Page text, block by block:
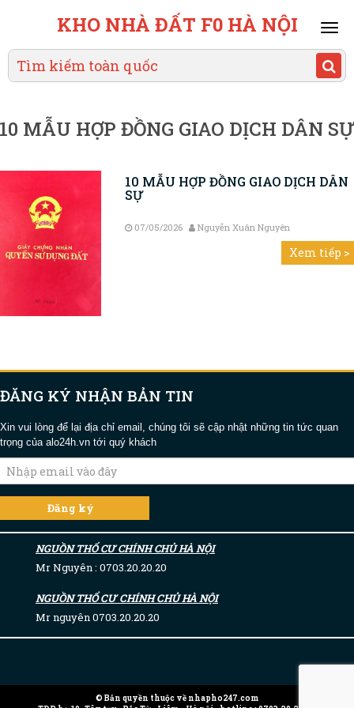
KHO NHÀ ĐẤT F0 HÀ NỘI
MẪU HỢP ĐỒNG GIAO DỊCH DÂN
10 MẪU HỢP ĐỒNG GIAO DỊCH DÂN
SỰ
07/05/2026 Nguyễn Xuân Nguyên
Xem tiếp >
ĐĂNG KÝ NHẬN BẢN TIN
Xin vui lòng để lại địa chỉ email, chúng tôi sẽ cập nhật những tin tức quan
trọng của alo24h.vn tới quý khách
NGUỒN THỔ CƯ CHÍNH CHỦ HÀ NỘI
Mr Nguyên : 0703.20.20.20
NGUỒN THỔ CƯ CHÍNH CHỦ HÀ NỘI
Mr nguyên 0703.20.20.20
© Bản quyền thuộc về nhapho247.com